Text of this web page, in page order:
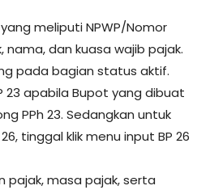
meliputi NPWP/Nomor
nama, dan kuasa wajib pajak.
pada bagian status aktif.
23 apabila Bupot yang dibuat
PPh 23. Sedangkan untuk
tinggal klik menu input BP 26
pajak, masa pajak, serta